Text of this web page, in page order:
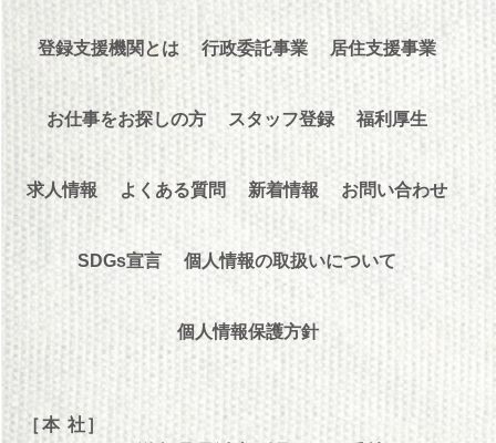
登録支援機関とは 行政委託事業 居住支援事業
お仕事をお探しの方 スタッフ登録 福利厚生
求人情報 よくある質問 新着情報 お問い合わせ
SDGs宣言 個人情報の取扱いについて
個人情報保護方針
［本 社］